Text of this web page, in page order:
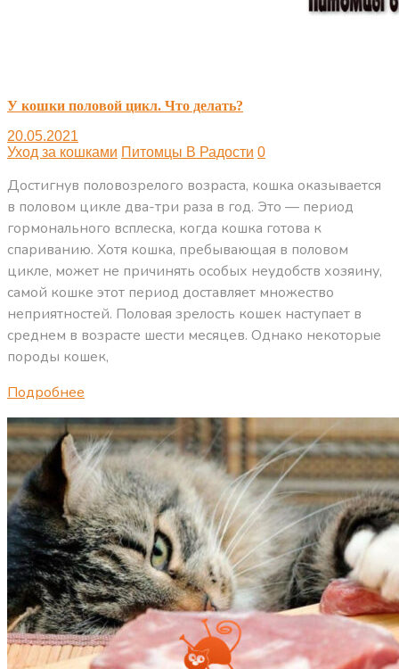
У кошки половой цикл. Что делать?
20.05.2021
Уход за кошками Питомцы В Радости 0
Достигнув половозрелого возраста, кошка оказывается
в половом цикле два-три раза в год. Это — период
гормонального всплеска, когда кошка готова к
спариванию. Хотя кошка, пребывающая в половом
цикле, может не причинять особых неудобств хозяину,
самой кошке этот период доставляет множество
неприятностей. Половая зрелость кошек наступает в
среднем в возрасте шести месяцев. Однако некоторые
породы кошек,
Подробнее